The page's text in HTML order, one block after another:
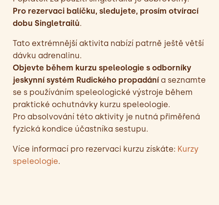
Pro rezervaci balíčku, sledujete, prosím otvírací
dobu Singletrailů.
Tato extrémnější aktivita nabízí patrně ještě větší
dávku adrenalinu.
Objevte během kurzu speleologie s odborníky
jeskynní systém Rudického propadání a seznamte
se s používáním speleologické výstroje během
praktické ochutnávky kurzu speleologie.
Pro absolvování této aktivity je nutná přiměřená
fyzická kondice účastníka sestupu.
Více informací pro rezervaci kurzu získáte: Kurzy
speleologie.